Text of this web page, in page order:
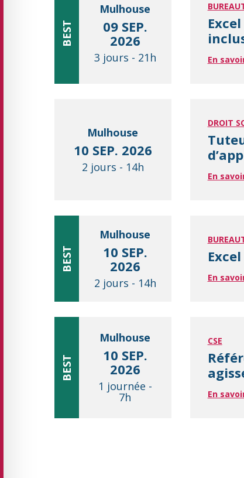
BEST
Mulhouse
09 SEP.
2026
3 jours - 21h En
Mulhouse
10 SEP. 2026
2 jours - 14h
DROIT
En
BEST
Mulhouse
10 SEP.
2026
2 jours - 14h En
BEST
Mulhouse
10 SEP.
2026
1 journée -
7h
CSE
En